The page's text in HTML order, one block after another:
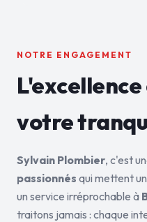
NOTRE ENGAGEMENT
votre
Sylvain Plombier, c'est
passionnés qui mettent
un service irréprochable à
traitons jamais : chaque